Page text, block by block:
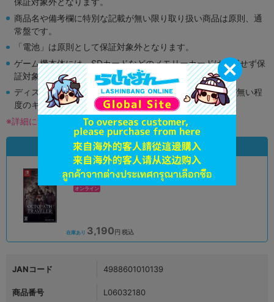
商品名や備考欄に特別な記載が無い限り取り扱い商品は原則、通
常盤です。
「電池」は原則として保証対象外となります。
ゲーム機本体には、SDカードなどのメモリーカードは付属せず保
証対象外となります。
ディスク類の読み取り面のキズに関しまして再生に支障が無い程
度のキズがある場合がございます。
※詳細につきましてはコチラ
状態違いの同一商品
状態 :A
オンライン
在庫あり 3,190円 税込
JANコード 4988601010139
商品番号 L06032180